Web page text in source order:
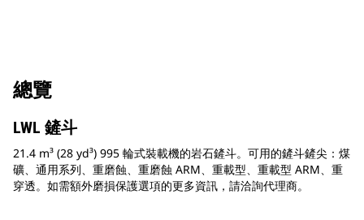
總覽
LWL 鏟斗
21.4 m³ (28 yd³) 995 輪式裝載機的岩石鏟斗。可用的鏟斗鏟尖：煤
礦、通用系列、重磨蝕、重磨蝕 ARM、重載型、重載型 ARM、重
穿透。如需額外磨損保護選項的更多資訊，請洽詢代理商。